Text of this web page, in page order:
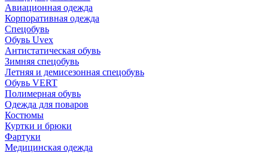
Авиационная одежда
Корпоративная одежда
Спецобувь
Обувь Uvex
Антистатическая обувь
Зимняя спецобувь
Летняя и демисезонная спецобувь
Обувь VERT
Полимерная обувь
Одежда для поваров
Костюмы
Куртки и брюки
Фартуки
Медицинская одежда